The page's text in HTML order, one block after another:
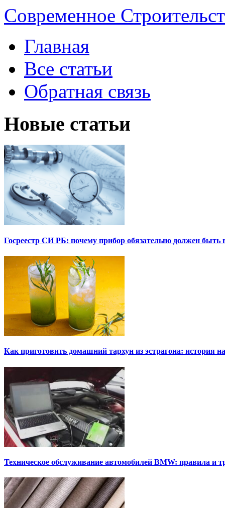
Современное
Главная
Все статьи
Обратная связь
Новые статьи
Госреестр СИ РБ: почему прибор обязательно должен быть
Как приготовить домашний тархун из эстрагона: история
Техническое обслуживание автомобилей BMW: правила и